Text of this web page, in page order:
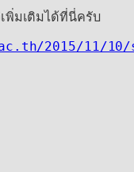
พิ่มเติมได้ที่นี่ครับ
2015/11/